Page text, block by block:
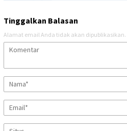
Tinggalkan Balasan
Alamat email Anda tidak akan dipublikasikan.